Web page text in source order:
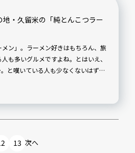
地・久留米の「純とんこつラー
ン」。ラーメン好きはもちろん、旅
も多いグルメですよね。とはいえ、
と嘆いている人も少なくないはず。
、お取り寄せラーメンマニアの筆
13 次へ